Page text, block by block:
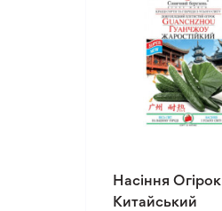
Насіння Огірок
Китайський